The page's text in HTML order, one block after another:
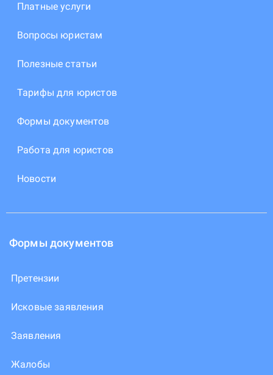
Платные услуги
Вопросы юристам
Полезные статьи
Тарифы для юристов
Формы документов
Работа для юристов
Новости
Формы документов
Претензии
Исковые заявления
Заявления
Жалобы